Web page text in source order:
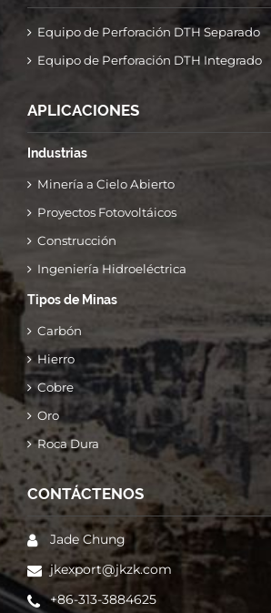
Equipo de Perforación DTH Separado
Equipo de Perforación DTH Integrado
APLICACIONES
Industrias
Minería a Cielo Abierto
Proyectos Fotovoltáicos
Construcción
Ingeniería Hidroeléctrica
Tipos de Minas
Carbón
Hierro
Cobre
Oro
Roca Dura
CONTÁCTENOS
Jade Chung
jkexport@jkzk.com
+86-313-3884625